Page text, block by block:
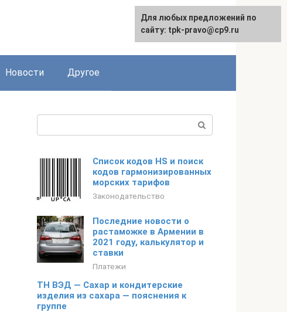
Новости Другое
Список кодов HS и поиск
кодов гармонизированных
морских тарифов
Законодательство
Последние новости о
растаможке в Армении в
2021 году, калькулятор и
ставки
Платежи
ТН ВЭД — Сахар и кондитерские
изделия из сахара — пояснения к
группе
Для любых предложений по
сайту: tpk-pravo@cp9.ru